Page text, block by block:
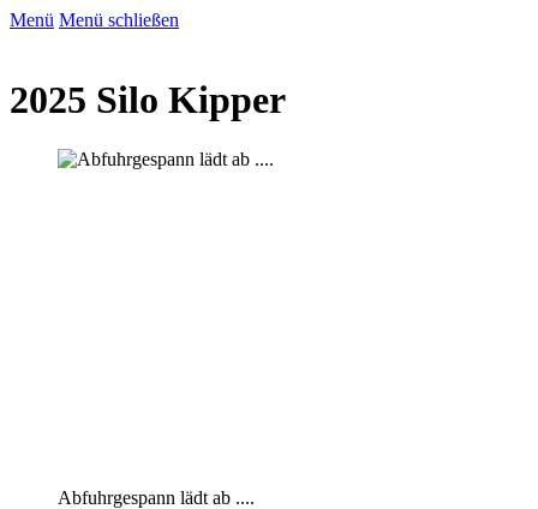
Menü Menü schließen
2025 Silo Kipper
Abfuhrgespann lädt ab ....